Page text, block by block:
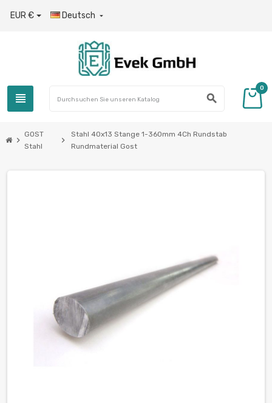
EUR € Deutsch 
view_headline search
0
chevron_right
GOST
Stahl
chevron_right
Stahl 40x13 Stange 1-360mm 4Ch Rundstab
Rundmaterial Gost